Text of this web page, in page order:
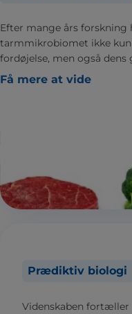
Efter mange års forskning
tarmmikrobiomet ikke
fordøjelse, men også dens
Få mere at vide
Prædiktiv biologi
Videnskaben fortæller